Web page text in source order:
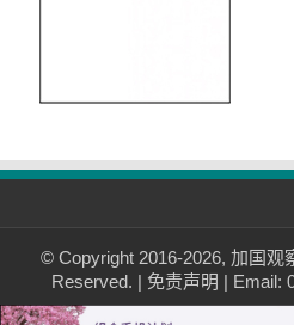
© Copyright 2016-2026, 加国观
Reserved. | 免责声明 | Email: